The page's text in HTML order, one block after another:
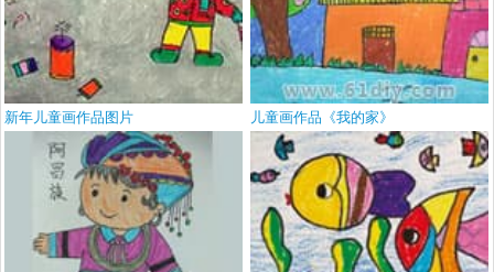
新年儿童画作品图片 儿童画作品《我的家》